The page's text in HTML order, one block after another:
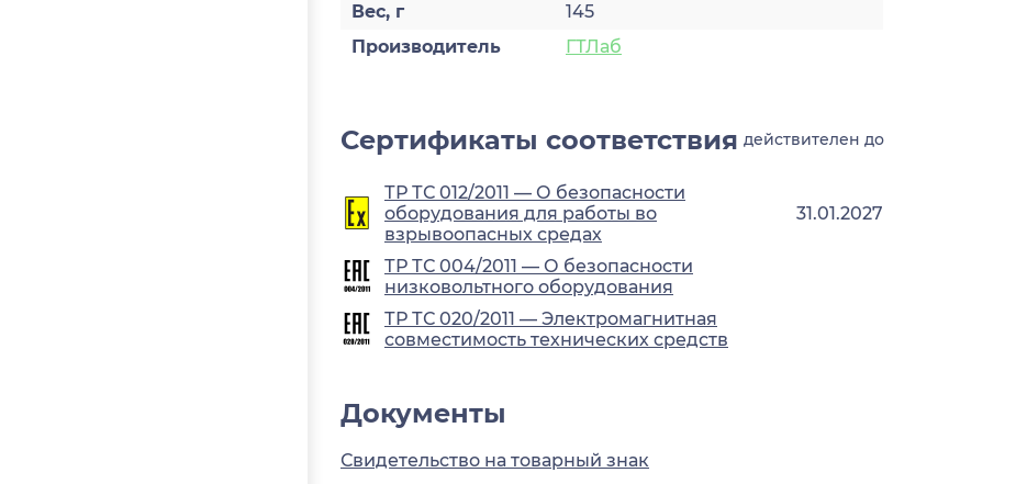
Вес, г
145
Производитель
ГТЛаб
Сертификаты соответствия действителен до
ТР ТС 012/2011 — О безопасности
оборудования для работы во
взрывоопасных средах
31.01.2027
ТР ТС 004/2011 — О безопасности
низковольтного оборудования
ТР ТС 020/2011 — Электромагнитная
совместимость технических средств
Документы
Свидетельство на товарный знак